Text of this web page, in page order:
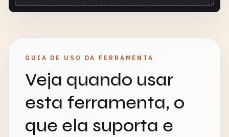
GUIA DE USO DA FERRAMENTA
Veja quando usar
esta ferramenta, o
que ela suporta e